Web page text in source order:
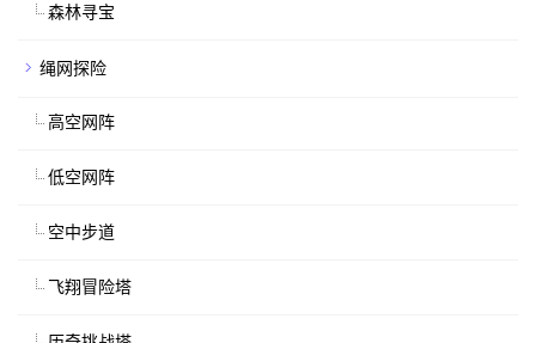
森林寻宝
绳网探险
高空网阵
低空网阵
空中步道
飞翔冒险塔